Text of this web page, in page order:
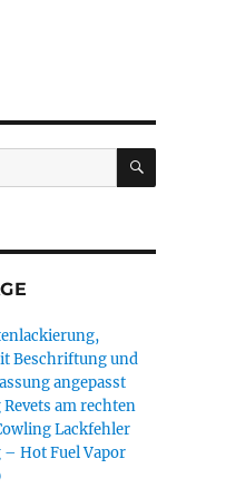
SUCHEN
Beschriftung und
angepasst
am rechten
Lackfehler
Hot Fuel Vapor